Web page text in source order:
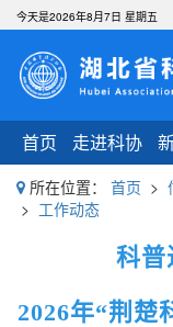
首页 走进科协
今天是2026年8月7日 星期五
所在位置： 首页 >
> 工作动态
科普
2026年“荆楚